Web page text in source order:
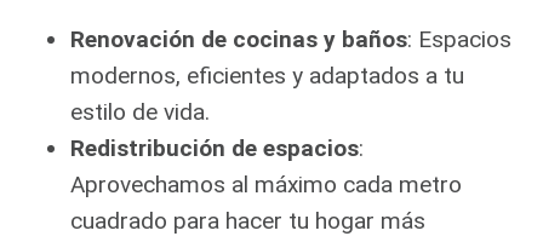
Renovación de cocinas y baños: Espacios
modernos, eficientes y adaptados a tu
estilo de vida.
Redistribución de espacios:
Aprovechamos al máximo cada metro
cuadrado para hacer tu hogar más